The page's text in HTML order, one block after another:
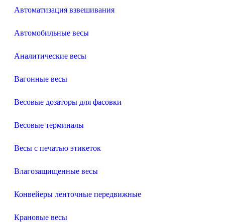
Автоматизация взвешивания
Автомобильные весы
Аналитические весы
Вагонные весы
Весовые дозаторы для фасовки
Весовые терминалы
Весы с печатью этикеток
Влагозащищенные весы
Конвейеры ленточные передвижные
Крановые весы